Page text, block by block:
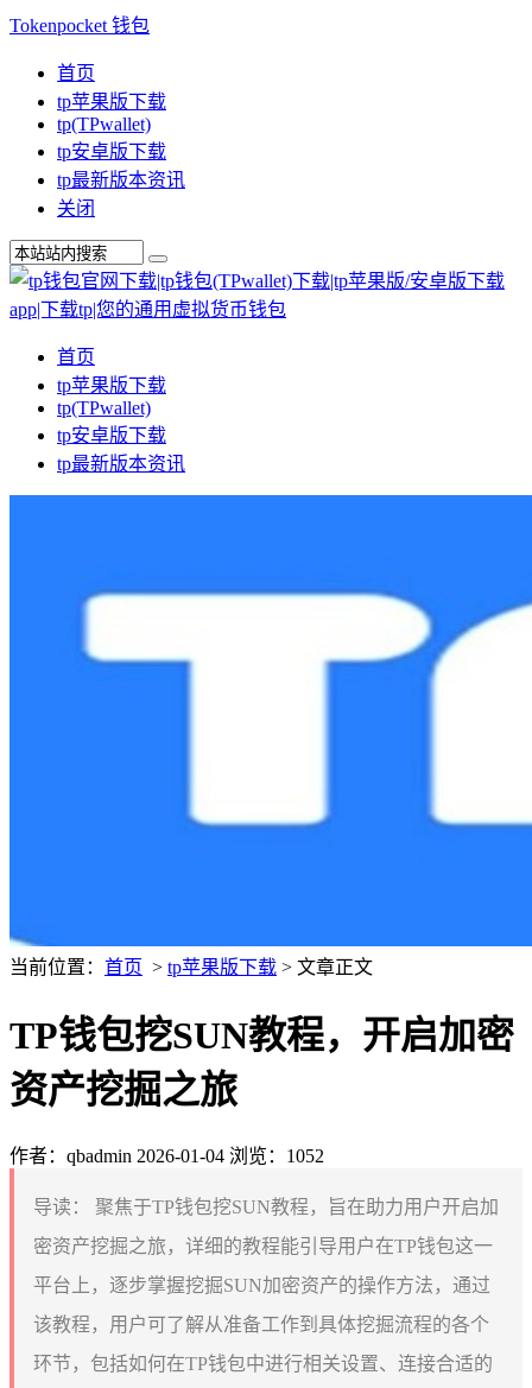
Tokenpocket 钱包
首页
tp苹果版下载
tp(TPwallet)
tp安卓版下载
tp最新版本资讯
关闭
首页
tp苹果版下载
tp(TPwallet)
tp安卓版下载
tp最新版本资讯
当前位置： 首页 > tp苹果版下载 > 文章正文
TP钱包挖SUN教程，开启加密
资产挖掘之旅
作者：qbadmin 2026-01-04 浏览：1052
导读：
聚焦于TP钱包挖SUN教程，旨在助力用户开启加
密资产挖掘之旅，详细的教程能引导用户在TP钱包这一
平台上，逐步掌握挖掘SUN加密资产的操作方法，通过
该教程，用户可了解从准备工作到具体挖掘流程的各个
环节，包括如何在TP钱包中进行相关设置、连接合适的